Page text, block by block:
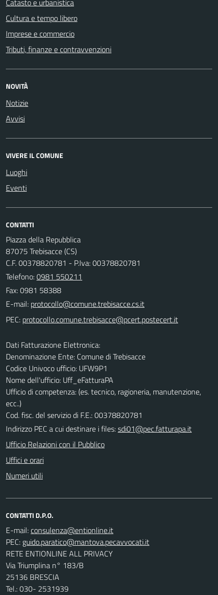
Cultura e tempo libero
Imprese e commercio
Tributi, finanze e contravvenzioni
NOVITÀ
Notizie
Avvisi
VIVERE IL COMUNE
Luoghi
Eventi
CONTATTI
Piazza della Repubblica
87075 Trebisacce (CS)
C.F. 00378820781 - P.Iva: 00378820781
Telefono:0981 550211
Fax: 0981 58388
E-mail:
PEC:
Dati Fatturazione Elettronica:
Denominazione Ente: Comune di Trebisacce
Codice Univoco ufficio: UFW9P1
Nome dell'ufficio: Uff_eFatturaPA
Ufficio di competenza: (es. tecnico, ragioneria, manutenzione,
ecc..)
Cod. fisc. del servizio di F.E.: 00378820781
Indirizzo PEC a cui destinare i files:sdi01@pec.fatturapa.it
Ufficio Relazioni con il Pubblico
Uffici e orari
Numeri utili
CONTATTI D.P.O.
E-mail:
PEC:
RETE ENTIONLINE ALL PRIVACY
Via Triumplina n° 183/B
25136 BRESCIA
Tel.: 030- 2531939